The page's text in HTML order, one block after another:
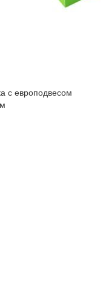
с европодвесом